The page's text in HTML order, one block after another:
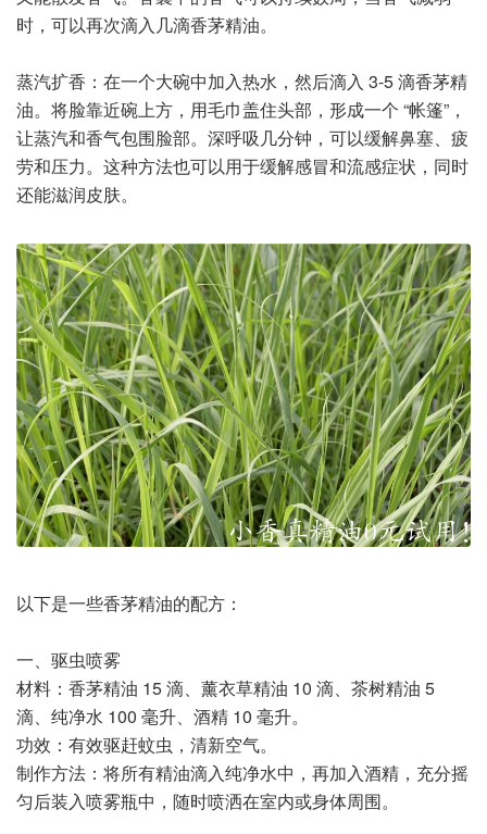
时，可以再次滴入几滴香茅精油。
蒸汽扩香：在一个大碗中加入热水，然后滴入 3-5 滴香茅精
油。将脸靠近碗上方，用毛巾盖住头部，形成一个 “帐篷”，
让蒸汽和香气包围脸部。深呼吸几分钟，可以缓解鼻塞、疲
劳和压力。这种方法也可以用于缓解感冒和流感症状，同时
还能滋润皮肤。
以下是一些香茅精油的配方：
一、驱虫喷雾
材料：香茅精油 15 滴、薰衣草精油 10 滴、茶树精油 5
滴、纯净水 100 毫升、酒精 10 毫升。
功效：有效驱赶蚊虫，清新空气。
制作方法：将所有精油滴入纯净水中，再加入酒精，充分摇
匀后装入喷雾瓶中，随时喷洒在室内或身体周围。